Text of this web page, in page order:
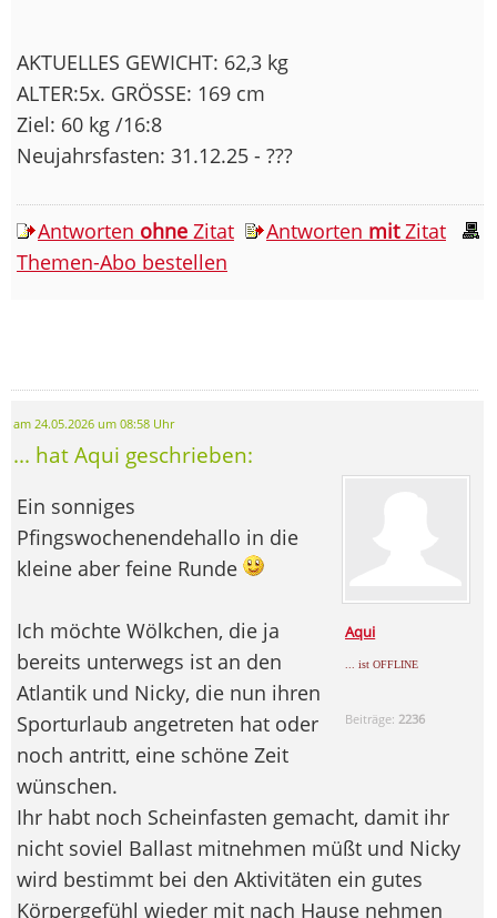
AKTUELLES GEWICHT: 62,3 kg
ALTER:5x. GRÖSSE: 169 cm
Ziel: 60 kg /16:8
Neujahrsfasten: 31.12.25 - ???
Antworten ohne Zitat Antworten mitZitat
Themen-Abo bestellen
am 24.05.2026 um 08:58 Uhr
... hat Aqui geschrieben:
Aqui
... ist OFFLINE
Beiträge: 2236
Ein sonniges
Pfingswochenendehallo in die
kleine aber feine Runde
Ich möchte Wölkchen, die ja
bereits unterwegs ist an den
Atlantik und Nicky, die nun ihren
Sporturlaub angetreten hat oder
noch antritt, eine schöne Zeit
wünschen.
Ihr habt noch Scheinfasten gemacht, damit ihr
nicht soviel Ballast mitnehmen müßt und Nicky
wird bestimmt bei den Aktivitäten ein gutes
Körpergefühl wieder mit nach Hause nehmen